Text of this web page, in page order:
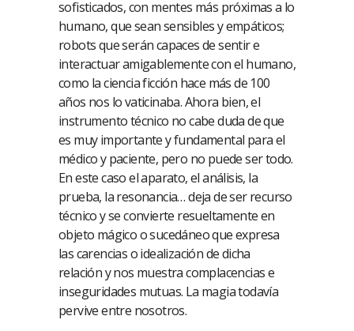
sofisticados, con mentes más próximas a lo
humano, que sean sensibles y empáticos;
robots que serán capaces de sentir e
interactuar amigablemente con el humano,
como la ciencia ficción hace más de 100
años nos lo vaticinaba. Ahora bien, el
instrumento técnico no cabe duda de que
es muy importante y fundamental para el
médico y paciente, pero no puede ser todo.
En este caso el aparato, el análisis, la
prueba, la resonancia… deja de ser recurso
técnico y se convierte resueltamente en
objeto mágico o sucedáneo que expresa
las carencias o idealización de dicha
relación y nos muestra complacencias e
inseguridades mutuas. La magia todavía
pervive entre nosotros.